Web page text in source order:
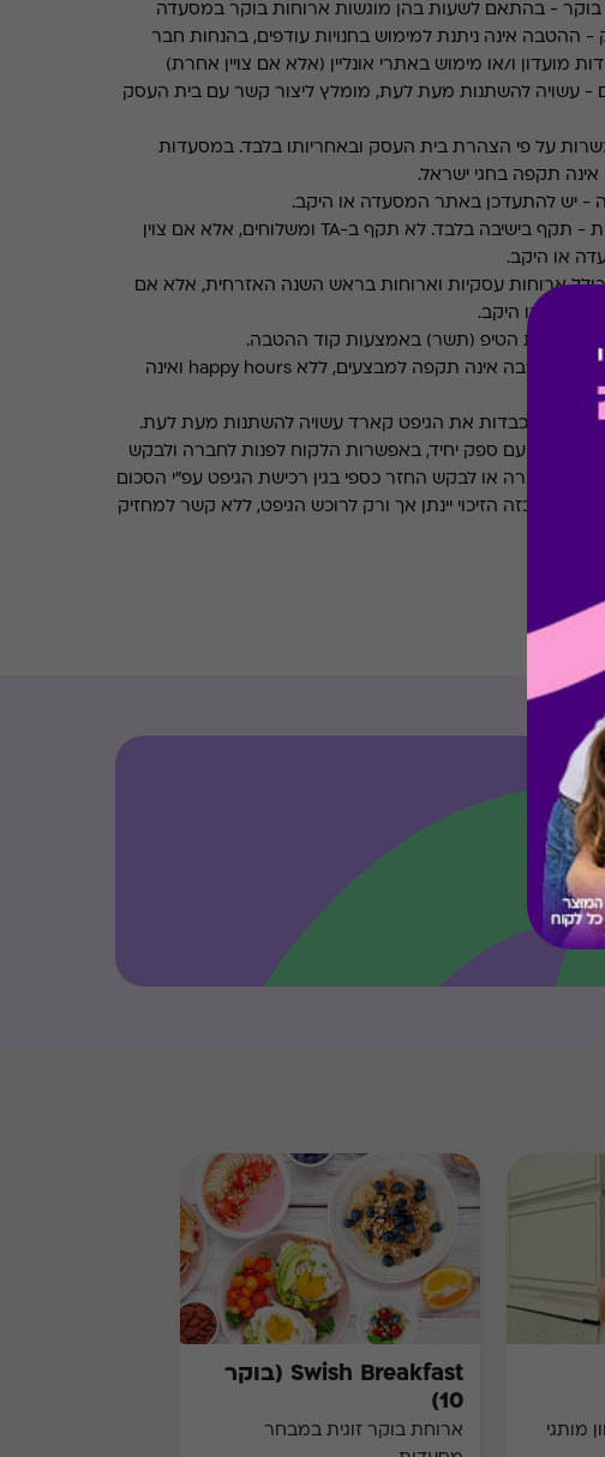
-בהתאם לשעות בהן מוגשות ארוחות בוקר במסעדה
- ההטבה אינה ניתנת למימוש בחנויות עודפים, בהנחות חבר
מועדון ו/או מימוש באתרי אונליין (אלא אם צויין אחרת)
-עשויה להשתנות מעת לעת, מומלץ ליצור קשר עם בית העסק
על פי הצהרת בית העסק ובאחריותו בלבד. במסעדות
אינה תקפה בחגי ישראל.
-יש להתעדכן באתר המסעדה או היקב.
-
תקף בישיבה בלבד. לא תקף ב-TA ומשלוחים, אלא אם צוין
או היקב.
ארוחות עסקיות וארוחות בראש השנה האזרחית, אלא אם
או היקב.
לשלם את הטיפ (תשר) באמצעות קוד ההטבה.
ההטבה אינה תקפה למבצעים, ללא happy hours ואינה
המכבדות את הגיפט קארד עשויה להשתנות מעת לעת.
מגיפט עם ספק יחיד, באפשרות הלקוח לפנות לחברה ולבקש
החברה או לבקש החזר כספי בגין רכישת הגיפט עפ"י הסכום
כזה הזיכוי יינתן אך ורק לרוכש הגיפט, ללא קשר למחזיק
מותגי
Swish Breakfast (בוקר
10)
ארוחת בוקר זוגית במבחר